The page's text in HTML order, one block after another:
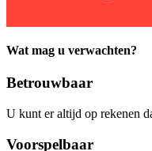
Wat mag u verwachten?
Betrouwbaar
U kunt er altijd op rekenen
Voorspelbaar